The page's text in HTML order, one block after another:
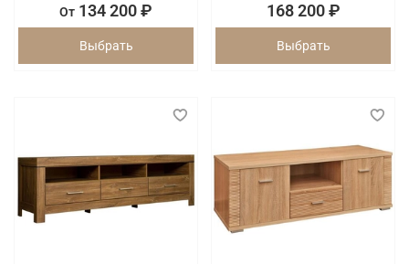
От 134 200 ₽
Выбрать
168 200 ₽
Выбрать